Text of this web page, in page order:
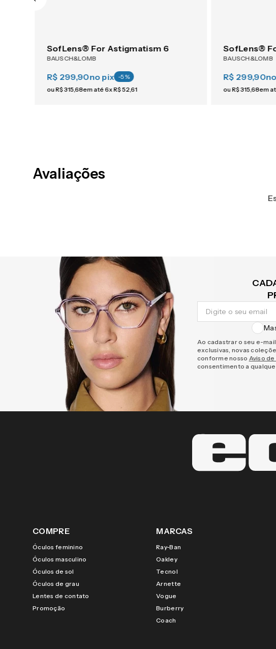
SofLens® For Astigmatism 6
BAUSCH&LOMB
R$ 299,90no pix -5%
ouR$315,68em até6xR$52,61
SofLens®
BAUSCH&LOMB
R$ 299,90
ouR$315,68em
Avaliações
Ao cadastrar o seu e-
exclusivas, novas
conforme nosso Aviso
consentimento a
COMPRE
Óculos feminino
Óculos masculino
Óculos de sol
Óculos de grau
Lentes de contato
Promoção
MARCAS
Ray-Ban
Oakley
Tecnol
Arnette
Vogue
Burberry
Coach